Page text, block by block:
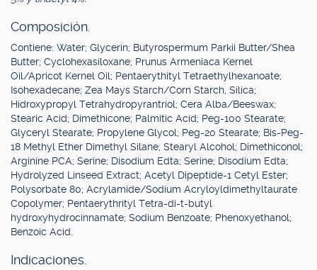
Composición.
Contiene: Water; Glycerin; Butyrospermum Parkii Butter/Shea
Butter; Cyclohexasiloxane; Prunus Armeniaca Kernel
Oil/Apricot Kernel Oil; Pentaerythityl Tetraethylhexanoate;
Isohexadecane; Zea Mays Starch/Corn Starch, Silica;
Hidroxypropyl Tetrahydropyrantriol; Cera Alba/Beeswax;
Stearic Acid; Dimethicone; Palmitic Acid; Peg-100 Stearate;
Glyceryl Stearate; Propylene Glycol; Peg-20 Stearate; Bis-Peg-
18 Methyl Ether Dimethyl Silane; Stearyl Alcohol; Dimethiconol;
Arginine PCA; Serine; Disodium Edta; Serine; Disodium Edta;
Hydrolyzed Linseed Extract; Acetyl Dipeptide-1 Cetyl Ester;
Polysorbate 80; Acrylamide/Sodium Acryloyldimethyltaurate
Copolymer; Pentaerythrityl Tetra-di-t-butyl
hydroxyhydrocinnamate; Sodium Benzoate; Phenoxyethanol;
Benzoic Acid.
Indicaciones.